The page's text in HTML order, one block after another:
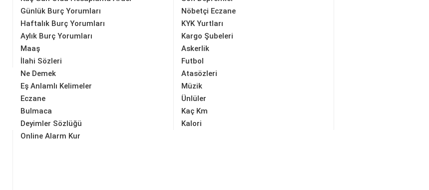
Günlük Burç Yorumları
Haftalık Burç Yorumları
Aylık Burç Yorumları
Maaş
Nöbetçi Eczane
KYK Yurtları
Kargo Şubeleri
Askerlik
İlahi Sözleri
Ne Demek
Eş Anlamlı Kelimeler
Eczane
Bulmaca
Deyimler Sözlüğü
Futbol
Atasözleri
Müzik
Ünlüler
Kaç Km
Kalori
Online Alarm Kur